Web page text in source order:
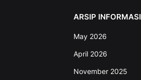
ARSIP INFORMASI
May 2026
April 2026
November 2025